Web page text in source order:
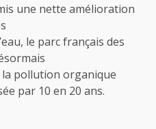
une nette amélioration
le parc français des
pollution organique
par 10 en 20 ans.